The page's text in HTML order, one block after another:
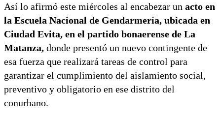
Así lo afirmó este miércoles al encabezar un acto en
la Escuela Nacional de Gendarmería, ubicada en
Ciudad Evita, en el partido bonaerense de La
Matanza, donde presentó un nuevo contingente de
esa fuerza que realizará tareas de control para
garantizar el cumplimiento del aislamiento social,
preventivo y obligatorio en ese distrito del
conurbano.